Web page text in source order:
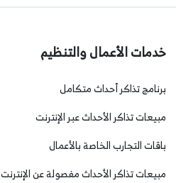
خدمات الأعمال والتنظيم
برنامج تذاكر أحداث متكامل
مبيعات تذاكر الأحداث عبر الإنترنت
باقات التجارب الخاصة بالأعمال
مبيعات تذاكر الأحداث مفصولة عن الإنترنت